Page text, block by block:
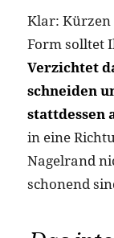
Klar: Kürzen
Form solltet
Verzichtet
schneiden
stattdessen
in eine
Nagelrand
schonend